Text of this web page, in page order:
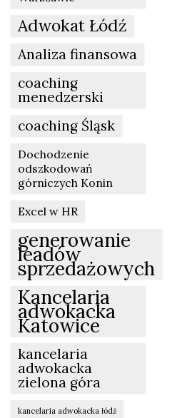
Adwokat Łódź
Analiza finansowa
coaching
menedzerski
coaching Śląsk
Dochodzenie
odszkodowań
górniczych Konin
Excel w HR
generowanie
leadów
sprzedażowych
Kancelaria
adwokacka
Katowice
kancelaria
adwokacka
zielona góra
kancelaria adwokacka łódź